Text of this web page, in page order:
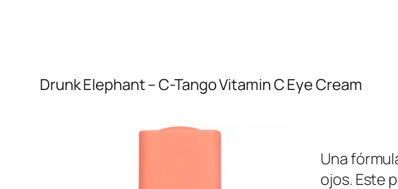
Drunk Elephant – C-Tango Vitamin C Eye Cream
Una
ojos. Este